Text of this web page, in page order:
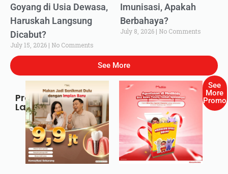
Goyang di Usia Dewasa,
Haruskah Langsung
Dicabut?
July 15, 2026 No Comments
Imunisasi, Apakah
Berbahaya?
July 8, 2026 No Comments
See More
Promo
Lainnya
See
More
Promo